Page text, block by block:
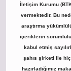
İletişim Kurumu
vermektedir. Bu
araştırma
içeriklerin
kabul etmiş
şahıs şirketi ile
hazırladığımız